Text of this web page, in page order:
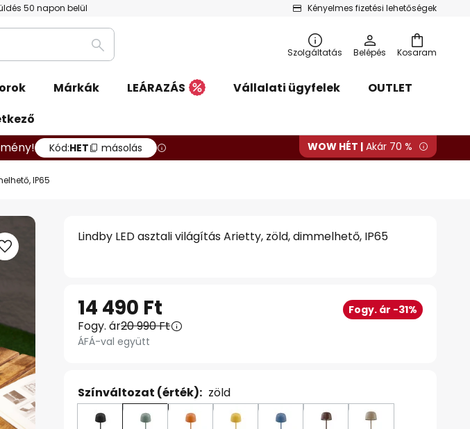
50 napon belül Kényelmes fizetési lehetőségek
Kosaram
Keresés
Szolgáltatás Belépés
Márkák LEÁRAZÁS Vállalati ügyfelek
OUTLET
Kód:HET másolás WOW HÉT | Akár 70 %
IP65
Lindby LED asztali világítás Arietty, zöld, dimmelhető, IP65
14 490 Ft Fogy. ár -31%
Fogy. ár20 990 Ft
ÁFÁ-val együtt
Színváltozat (érték): zöld